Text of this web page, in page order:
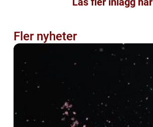
Fler nyheter